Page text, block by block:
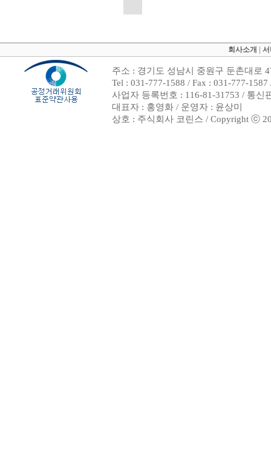
회사소개
주소 : 경기도 성남시 중원구 둔촌대로
Tel : 031-777-1588 / Fax : 031-777-
사업자 등록번호 : 116-81-31753 / 통신
대표자 : 홍영화 / 운영자 : 윤상미
상호 : 주식회사 코린스 / Copyright ⓒ